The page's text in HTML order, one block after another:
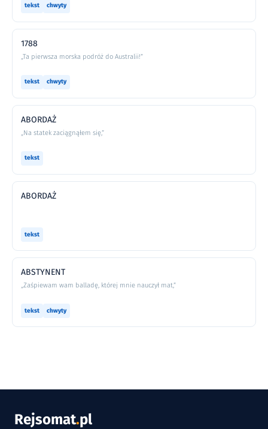
tekst chwyty
1788
„Ta pierwsza morska podróż do Australii!”
tekst chwyty
ABORDAŻ
„Na statek zaciągnąłem się,”
tekst
ABORDAŻ
tekst
ABSTYNENT
„Zaśpiewam wam balladę, której mnie nauczył mat,”
tekst chwyty
Rejsomat.pl